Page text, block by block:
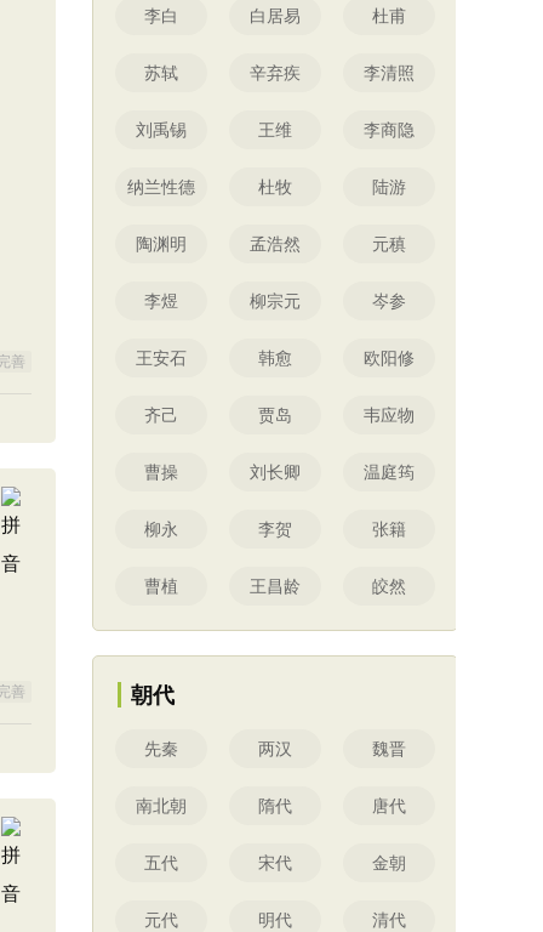
善
善
李白 白居易 杜甫
苏轼 辛弃疾 李清照
刘禹锡 王维 李商隐
纳兰性德 杜牧 陆游
陶渊明 孟浩然 元稹
李煜 柳宗元 岑参
王安石 韩愈 欧阳修
齐己 贾岛 韦应物
曹操 刘长卿 温庭筠
柳永 李贺 张籍
曹植 王昌龄 皎然
朝代
先秦 两汉 魏晋
南北朝 隋代 唐代
五代 宋代 金朝
元代 明代 清代